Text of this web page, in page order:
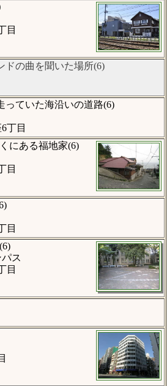
目
ドの曲を聞いた場所(6)
っていた海沿いの道路(6)
丁目
にある福地家(6)
目
目
ス
目